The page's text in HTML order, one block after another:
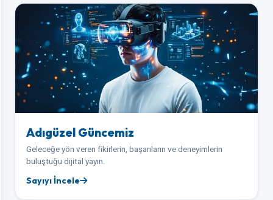
Adıgüzel Güncemiz
Geleceğe yön veren fikirlerin, başarıların ve deneyimlerin
buluştuğu dijital yayın.
Sayıyı İncele